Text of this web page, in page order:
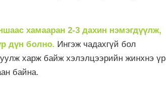
хамааран 2-3 дахин нэмэгдүүлж,
дүн болно. Ингэж чадахгүй бол
харж байж хэлэлцээрийн жинхнэ үр
байна.